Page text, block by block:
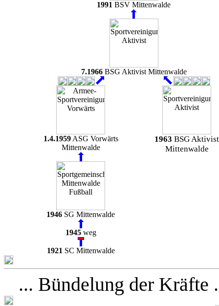
1991 BSV Mittenwalde
7.1966BSG Aktivist Mittenwalde
1.4.1959ASG Vorwärts
Mittenwalde
1946 SG Mittenwalde
1945weg
1921 SC Mittenwalde
1963 BSG Aktivist
Mittenwalde
... Bündelung der Kräfte